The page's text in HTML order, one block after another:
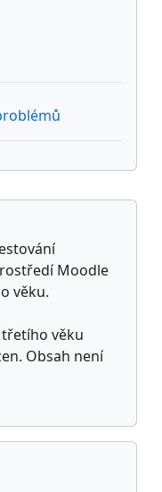
Moodle
věku.
věku
Obsah není